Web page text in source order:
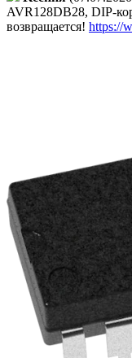
AVR128DB28, DIP-
возвращается! https://